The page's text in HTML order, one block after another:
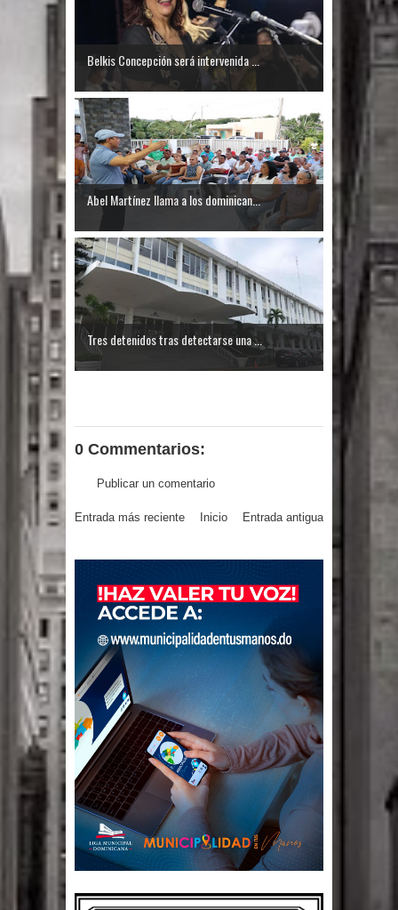
modificaciones al nuevo Código Penal
Diputado Félix Michell Rodríguez
reveló que con Presupuesto
Complementario gobierno endeuda
país con 3,500 millones de dólares
El PRM tendrá desde el próximo
domingo una dirección de hombres
Nueva York aprueba ley para poner
fin a la vida de personas con
enfermedades terminales
Centroamericanos SD 2026
Belkis Concepción será intervenida ...
Abel Martínez llama a los dominican...
Tres detenidos tras detectarse una ...
0 Commentarios:
Publicar un comentario
Entrada más reciente Entrada antigua
Inicio